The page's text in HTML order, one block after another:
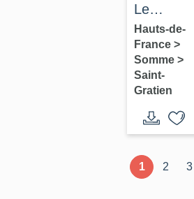
Le
canton
de
Villers-
Bocage :
territoire
commune
Hauts-de-
France >
Somme >
Saint-
Gratien
1 2 3